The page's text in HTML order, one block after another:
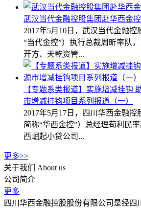
武汉当代金融控股集团赴华西金
2017年5月10日，武汉当代金融
“当代金控”）执行总裁周昕率队
开方、天乾资管...
【专题系类报道】实施增减挂
市增减挂钩项目系列报道（一）
2017年5月17日，四川华西金融
简称“华西金控”）总经理苟利民
西崛起小贷公司...
更多>>
关于我们
About us
公司简介
更多
四川华西金融控股股份有限公司是经四